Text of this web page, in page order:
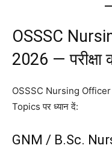
OSSSC
2026 — परीक्षा
OSSSC Nursing Officer
Topics पर ध्यान दें:
GNM / B.Sc.